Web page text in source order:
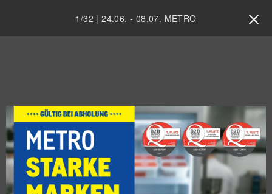
1 /32 |24.06. - 08.07. METRO